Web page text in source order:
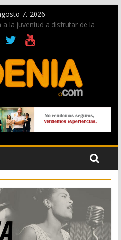
7, 2026
a la juventud a disfrutar de la
Dénia más de 50.000 imágenes
ambiente la calle Marqués de
Capitanía Cristiana
reunirá durante agosto a
en los Jardins de
reciben las llaves de la ciudad y